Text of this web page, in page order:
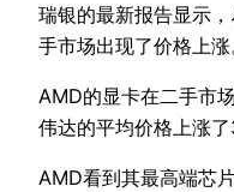
瑞银的最新报告显示
手市场出现了价格上涨
AMD的显卡在二手市
伟达的平均价格上涨了
AMD看到其最高端芯